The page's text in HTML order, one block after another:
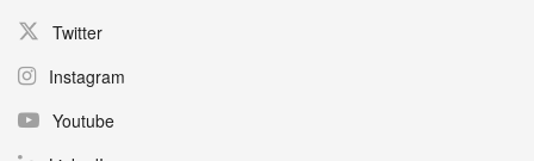
Twitter
Instagram
Youtube